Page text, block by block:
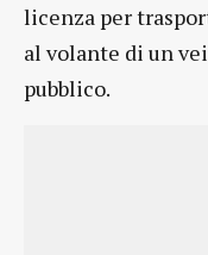
licenza per
al volante di un
pubblico.